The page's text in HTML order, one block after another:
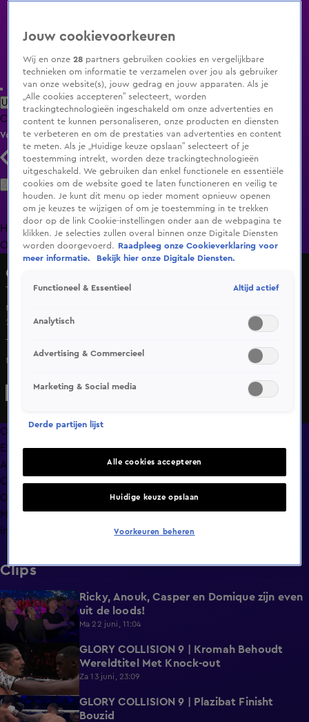
Uitzending Gemist Populaire programma's Zenders Genres
ClipsFilmsRadioSmart TV inlogShop
Volg KIJK
Zoeken
HomeUitzending Gemist Programma's De Bondgenoten
OranjezomerLivestreamsShop
GLORY Kickboxing
Tarik Khbabez laat keer op keer zien waarom hij een
machine is!
27 mei 2025, 09:47
Tarik Khbabez laat keer op keer zien waarom hij een
machine is! Mis zijn volgende gevecht tegen Sergej
live en gratis te kijken.nl.
Overzicht
Exclusief
Afleveringen
Clips
Op naar GLORY Collision 9
Meer zoals dit
Info
Clips
5:07
Ricky, Anouk, Casper en Domique zijn even
uit de loods!
Ma 22 juni, 11:04
2:37
GLORY COLLISION 9 | Kromah Behoudt
Wereldtitel Met Knock-out
Za 13 juni, 23:09
2:05
GLORY COLLISION 9 | Plazibat Finisht
Bouzid
Jouw cookievoorkeuren
Wij en onze28 partners gebruiken cookies en vergelijkbare
technieken om informatie te verzamelen over jou als gebruiker
van onze website(s), jouw gedrag en jouw apparaten. Als je
„Alle cookies accepteren” selecteert, worden
trackingtechnologieën ingeschakeld om onze advertenties en
content te kunnen personaliseren, onze producten en diensten
te verbeteren en om de prestaties van advertenties en content
te meten. Als je „Huidige keuze opslaan” selecteert of je
toestemming intrekt, worden deze trackingtechnologieën
uitgeschakeld. We gebruiken dan enkel functionele en essentiële
cookies om de website goed te laten functioneren en veilig te
houden. Je kunt dit menu op ieder moment opnieuw openen
om je keuzes te wijzigen of om je toestemming in te trekken
door op de link Cookie-instellingen onder aan de webpagina te
klikken. Je selecties zullen overal binnen onze Digitale Diensten
worden doorgevoerd.
Raadpleeg onze Cookieverklaring voor
meer informatie.
Bekijk hier onze Digitale Diensten.
Functioneel & Essentieel Altijd actief
Analytisch
Advertising & Commercieel
Marketing & Social media
Derde partijen lijst
Alle cookies accepteren
Huidige keuze opslaan
Voorkeuren beheren